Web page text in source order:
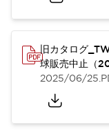
旧カタログ
球販売中止（
2025/06/25